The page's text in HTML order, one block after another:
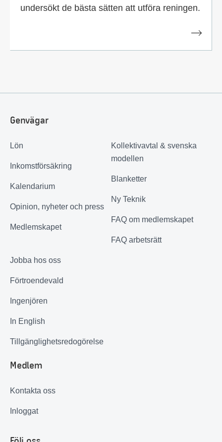
undersökt de bästa sätten att utföra reningen.
Genvägar
Lön
Inkomstförsäkring
Kalendarium
Opinion, nyheter och press
Medlemskapet
Kollektivavtal & svenska
modellen
Blanketter
Ny Teknik
FAQ om medlemskapet
FAQ arbetsrätt
Jobba hos oss
Förtroendevald
Ingenjören
In English
Tillgänglighetsredogörelse
Medlem
Kontakta oss
Inloggat